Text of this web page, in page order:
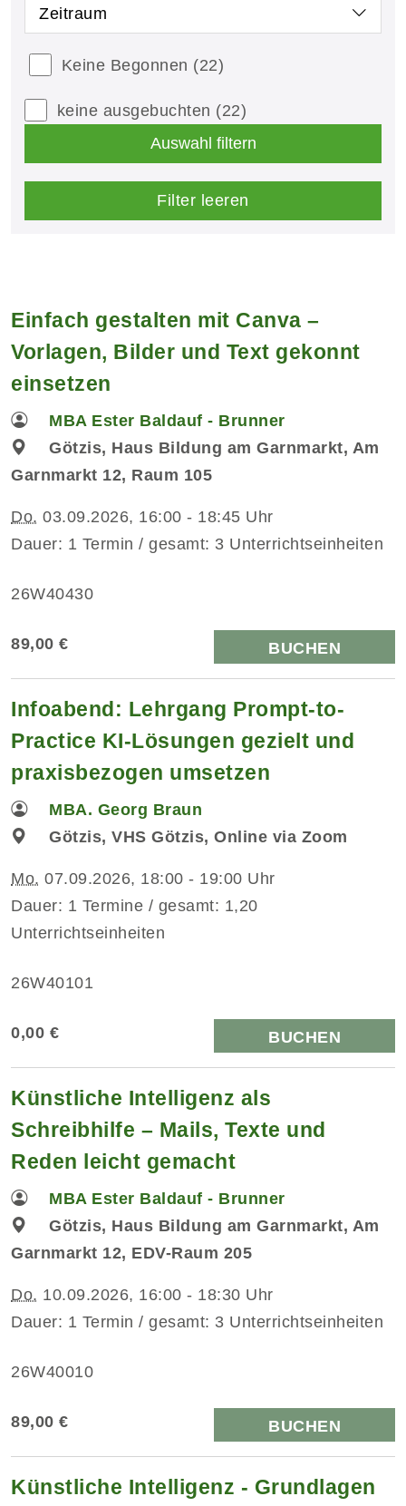
Zeitraum
Keine Begonnen (22)
keine ausgebuchten (22)
Auswahl filtern
Filter leeren
Einfach gestalten mit Canva –
Vorlagen, Bilder und Text gekonnt
einsetzen
MBA Ester Baldauf - Brunner
Götzis, Haus Bildung am Garnmarkt, Am
Garnmarkt 12, Raum 105
Do. 03.09.2026, 16:00 - 18:45 Uhr
Dauer: 1 Termin / gesamt: 3 Unterrichtseinheiten
26W40430
89,00 € BUCHEN
Infoabend: Lehrgang Prompt-to-
Practice KI-Lösungen gezielt und
praxisbezogen umsetzen
MBA. Georg Braun
Götzis, VHS Götzis, Online via Zoom
Mo. 07.09.2026, 18:00 - 19:00 Uhr
Dauer: 1 Termine / gesamt: 1,20
Unterrichtseinheiten
26W40101
0,00 € BUCHEN
Künstliche Intelligenz als
Schreibhilfe – Mails, Texte und
Reden leicht gemacht
MBA Ester Baldauf - Brunner
Götzis, Haus Bildung am Garnmarkt, Am
Garnmarkt 12, EDV-Raum 205
Do. 10.09.2026, 16:00 - 18:30 Uhr
Dauer: 1 Termin / gesamt: 3 Unterrichtseinheiten
26W40010
89,00 € BUCHEN
Künstliche Intelligenz - Grundlagen